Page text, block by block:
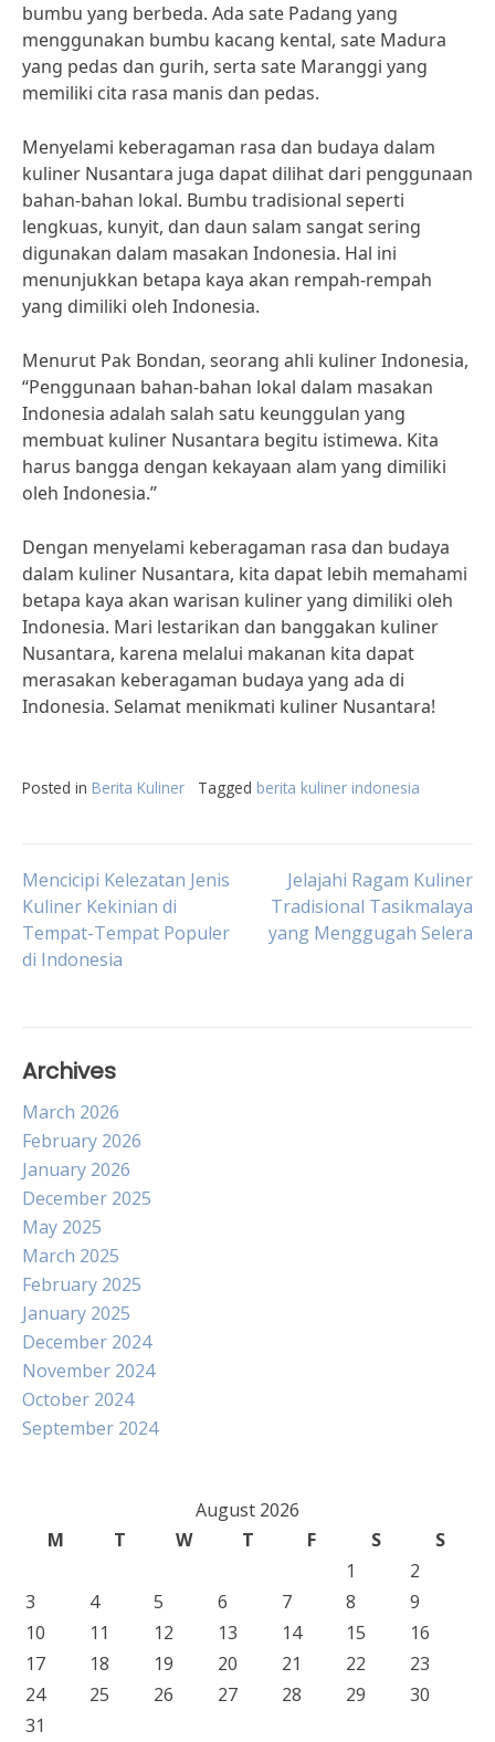
bumbu yang berbeda. Ada sate Padang yang
menggunakan bumbu kacang kental, sate Madura
yang pedas dan gurih, serta sate Maranggi yang
memiliki cita rasa manis dan pedas.
Menyelami keberagaman rasa dan budaya dalam
kuliner Nusantara juga dapat dilihat dari penggunaan
bahan-bahan lokal. Bumbu tradisional seperti
lengkuas, kunyit, dan daun salam sangat sering
digunakan dalam masakan Indonesia. Hal ini
menunjukkan betapa kaya akan rempah-rempah
yang dimiliki oleh Indonesia.
Menurut Pak Bondan, seorang ahli kuliner Indonesia,
“Penggunaan bahan-bahan lokal dalam masakan
Indonesia adalah salah satu keunggulan yang
membuat kuliner Nusantara begitu istimewa. Kita
harus bangga dengan kekayaan alam yang dimiliki
oleh Indonesia.”
Dengan menyelami keberagaman rasa dan budaya
dalam kuliner Nusantara, kita dapat lebih memahami
betapa kaya akan warisan kuliner yang dimiliki oleh
Indonesia. Mari lestarikan dan banggakan kuliner
Nusantara, karena melalui makanan kita dapat
merasakan keberagaman budaya yang ada di
Indonesia. Selamat menikmati kuliner Nusantara!
Posted in Berita Kuliner Tagged berita kuliner indonesia
Post
navigation
Mencicipi Kelezatan Jenis
Kuliner Kekinian di
Tempat-Tempat Populer
di Indonesia
Jelajahi Ragam Kuliner
Tradisional Tasikmalaya
yang Menggugah Selera
Archives
March 2026
February 2026
January 2026
December 2025
May 2025
March 2025
February 2025
January 2025
December 2024
November 2024
October 2024
September 2024
August 2026
M
T W T F S
S
1
2
3
4 5 6 7 8
9
10
11 12 13 14 15
16
17
18 19 20 21 22
23
24
25 26 27 28 29
30
31